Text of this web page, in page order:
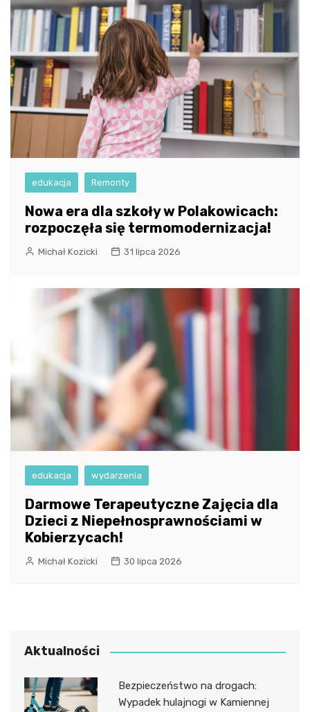
edukacja Remonty
Nowa era dla szkoły w Polakowicach:
rozpoczęła się termomodernizacja!
Michał Kozicki 31 lipca 2026
edukacja wydarzenia
Darmowe Terapeutyczne Zajęcia dla
Dzieci z Niepełnosprawnościami w
Kobierzycach!
Michał Kozicki 30 lipca 2026
Aktualności
Bezpieczeństwo na drogach:
Wypadek hulajnogi w Kamiennej